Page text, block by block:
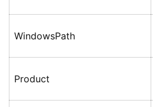
WindowsPath
Product